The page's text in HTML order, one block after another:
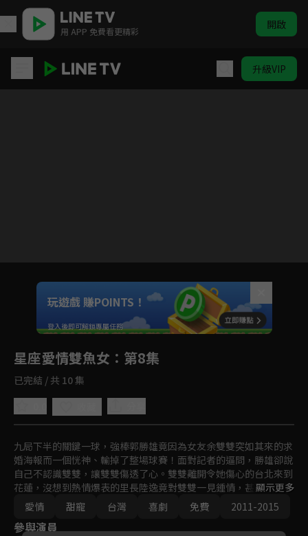
用 APP 免費看更精彩 開啟
升級VIP
Unmute
如有不便請見諒
玩遊戲 賺POINTS！
登入後即可解鎖專屬任務
星座愛情雙魚女 ：第8集
已完結 / 共 10 集
九局下半的關鍵一球，強棒郭勝雄竟因為女友余雙雙突如其來的求
婚海報而一個恍神、輸掉了整場球賽！面對記者的逼問，勝雄卻說
自己不認識雙雙，讓雙雙傷透了心。雙雙離開令她傷心的台北來到
花蓮，沒想到熱情爆表的里長陸逸竟對雙雙一見鍾情，甚至閃電求
婚！如果，對的人一次出現兩位，到底誰才是命中注定的真命天
子？
顯示更多
愛情
甜寵 台灣 喜劇 免費 2011-2015
參與演員